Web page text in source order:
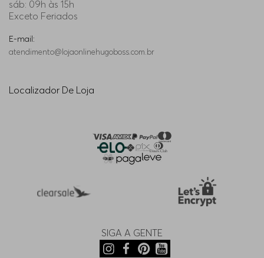
sáb: 09h às 15h
Exceto Feriados
E-mail:
atendimento@lojaonlinehugoboss.com.br
Localizador De Loja
SIGA A GENTE